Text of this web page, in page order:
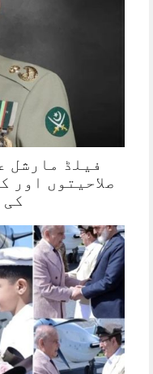
فیلڈ مارشل
صلاحیتوں اور